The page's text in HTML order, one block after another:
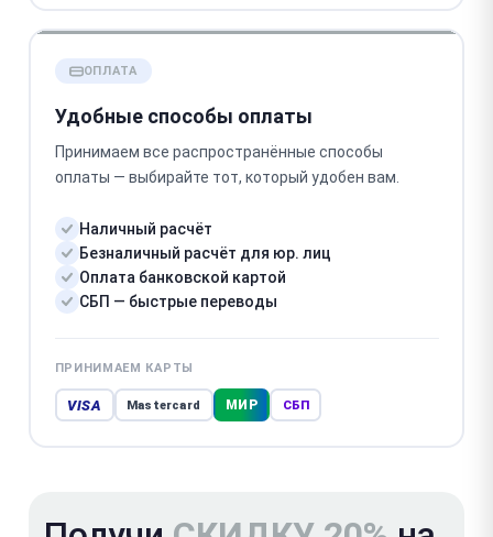
ОПЛАТА
Удобные способы оплаты
Принимаем все распространённые способы
оплаты — выбирайте тот, который удобен вам.
Наличный расчёт
Безналичный расчёт для юр. лиц
Оплата банковской картой
СБП — быстрые переводы
ПРИНИМАЕМ КАРТЫ
VISA Mastercard МИР СБП